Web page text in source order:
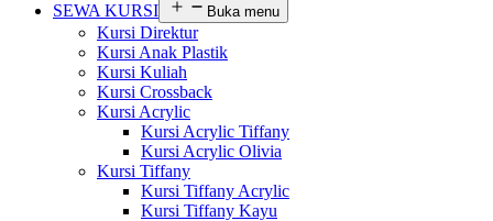
SEWA KURSI
Buka menu
Kursi Direktur
Kursi Anak Plastik
Kursi Kuliah
Kursi Crossback
Kursi Acrylic
Kursi Acrylic Tiffany
Kursi Acrylic Olivia
Kursi Tiffany
Kursi Tiffany Acrylic
Kursi Tiffany Kayu